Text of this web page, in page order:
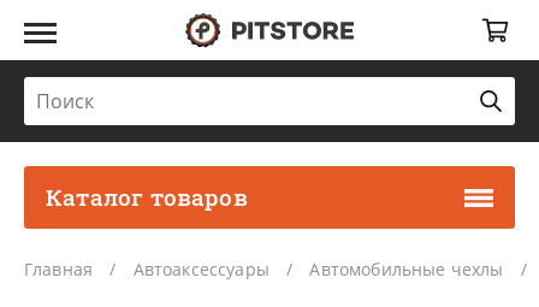
Каталог товаров
Главная Автоаксессуары Автомобильные чехлы